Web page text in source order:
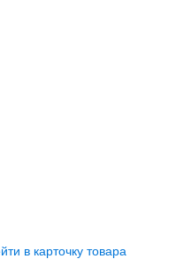
в карточку товара